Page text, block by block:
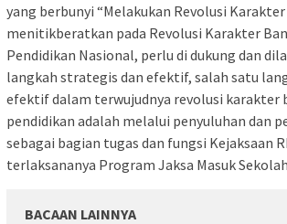
yang berbunyi “Melakukan Revolusi Karakter
menitikberatkan pada Revolusi Karakter
Pendidikan Nasional, perlu di dukung dan
langkah strategis dan efektif, salah satu
efektif dalam terwujudnya revolusi karakter
pendidikan adalah melalui penyuluhan dan
sebagai bagian tugas dan fungsi Kejaksaan
terlaksananya Program Jaksa Masuk
BACAAN LAINNYA